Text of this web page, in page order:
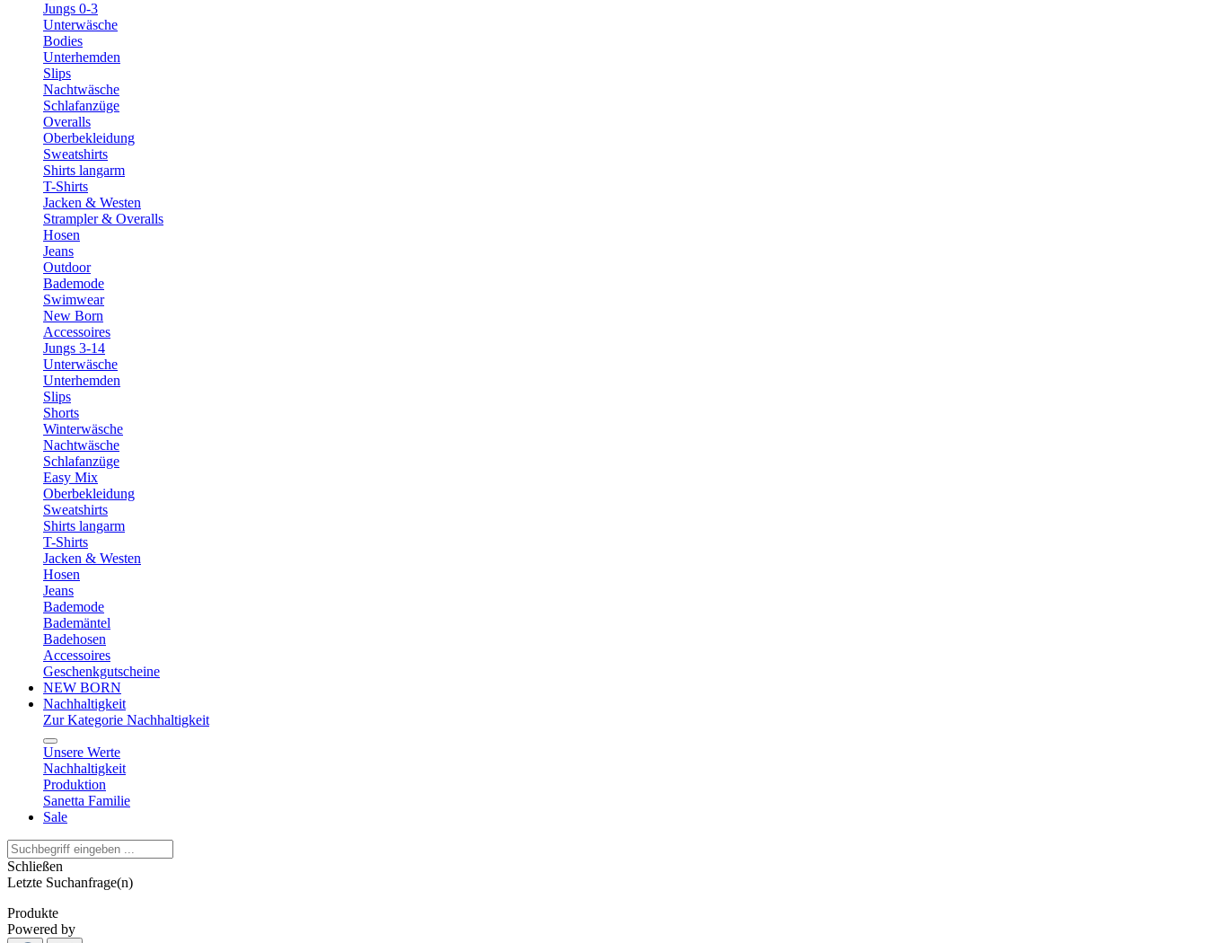
Jungs 0-3
Unterwäsche
Bodies
Unterhemden
Slips
Nachtwäsche
Schlafanzüge
Overalls
Oberbekleidung
Sweatshirts
Shirts langarm
T-Shirts
Jacken & Westen
Strampler & Overalls
Hosen
Jeans
Outdoor
Bademode
Swimwear
New Born
Accessoires
Jungs 3-14
Unterwäsche
Unterhemden
Slips
Shorts
Winterwäsche
Nachtwäsche
Schlafanzüge
Easy Mix
Oberbekleidung
Sweatshirts
Shirts langarm
T-Shirts
Jacken & Westen
Hosen
Jeans
Bademode
Bademäntel
Badehosen
Accessoires
Geschenkgutscheine
NEW BORN
Nachhaltigkeit
Zur Kategorie Nachhaltigkeit
Unsere Werte
Nachhaltigkeit
Produktion
Sanetta Familie
Sale
Schließen
Letzte Suchanfrage(n)
Produkte
Powered by